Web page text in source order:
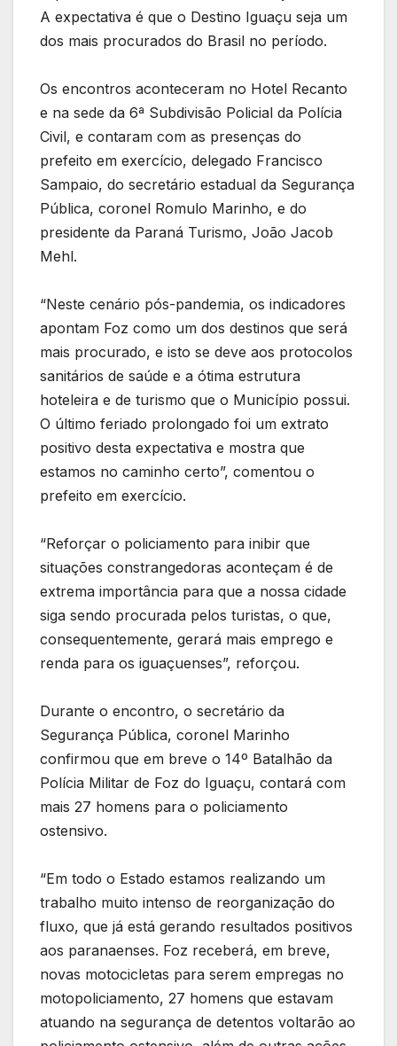
A expectativa é que o Destino Iguaçu seja um
dos mais procurados do Brasil no período.
Os encontros aconteceram no Hotel Recanto
e na sede da 6ª Subdivisão Policial da Polícia
Civil, e contaram com as presenças do
prefeito em exercício, delegado Francisco
Sampaio, do secretário estadual da Segurança
Pública, coronel Romulo Marinho, e do
presidente da Paraná Turismo, João Jacob
Mehl.
“Neste cenário pós-pandemia, os indicadores
apontam Foz como um dos destinos que será
mais procurado, e isto se deve aos protocolos
sanitários de saúde e a ótima estrutura
hoteleira e de turismo que o Município possui.
O último feriado prolongado foi um extrato
positivo desta expectativa e mostra que
estamos no caminho certo”, comentou o
prefeito em exercício.
“Reforçar o policiamento para inibir que
situações constrangedoras aconteçam é de
extrema importância para que a nossa cidade
siga sendo procurada pelos turistas, o que,
consequentemente, gerará mais emprego e
renda para os iguaçuenses”, reforçou.
Durante o encontro, o secretário da
Segurança Pública, coronel Marinho
confirmou que em breve o 14º Batalhão da
Polícia Militar de Foz do Iguaçu, contará com
mais 27 homens para o policiamento
ostensivo.
“Em todo o Estado estamos realizando um
trabalho muito intenso de reorganização do
fluxo, que já está gerando resultados positivos
aos paranaenses. Foz receberá, em breve,
novas motocicletas para serem empregas no
motopoliciamento, 27 homens que estavam
atuando na segurança de detentos voltarão ao